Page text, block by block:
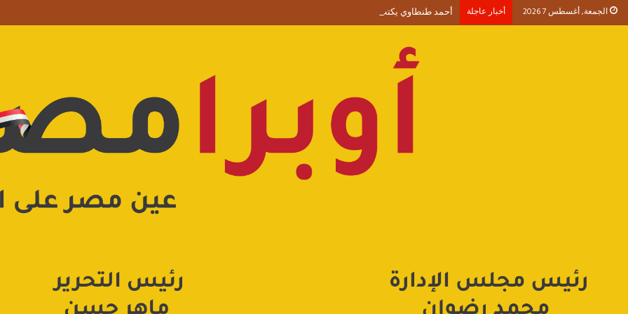
الجمعة, أغسطس 7 2026 أخبار عاجلة أحمد طنطاوي يكتب حين يصبح الوجود علامة استفهام